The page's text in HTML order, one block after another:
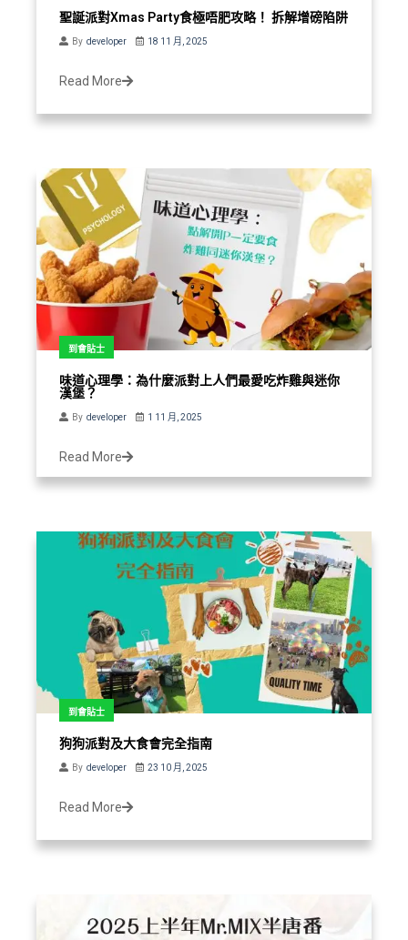
聖誕派對Xmas Party食極唔肥攻略！ 拆解增磅陷阱
By developer 18 11 月, 2025
Read More
到會貼士
味道心理學：為什麼派對上人們最愛吃炸雞與迷你
漢堡？
By developer 1 11 月, 2025
Read More
到會貼士
狗狗派對及大食會完全指南
By developer 23 10 月, 2025
Read More